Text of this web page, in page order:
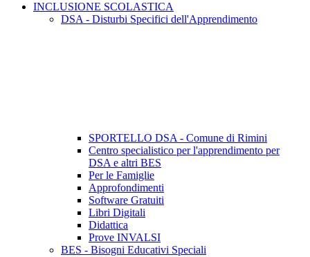
INCLUSIONE SCOLASTICA
DSA - Disturbi Specifici dell'Apprendimento
SPORTELLO DSA - Comune di Rimini
Centro specialistico per l'apprendimento per
DSA e altri BES
Per le Famiglie
Approfondimenti
Software Gratuiti
Libri Digitali
Didattica
Prove INVALSI
BES - Bisogni Educativi Speciali